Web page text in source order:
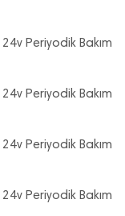
Periyodik Bakım
Periyodik Bakım
Periyodik Bakım
Periyodik Bakım